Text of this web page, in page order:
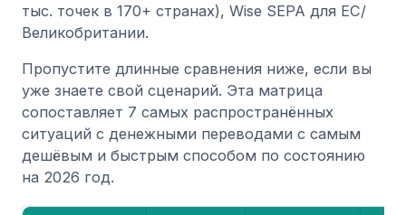
тыс. точек в 170+ странах), Wise SEPA для ЕС/
Великобритании.
Пропустите длинные сравнения ниже, если вы
уже знаете свой сценарий. Эта матрица
сопоставляет 7 самых распространённых
ситуаций с денежными переводами с самым
дешёвым и быстрым способом по состоянию
на 2026 год.